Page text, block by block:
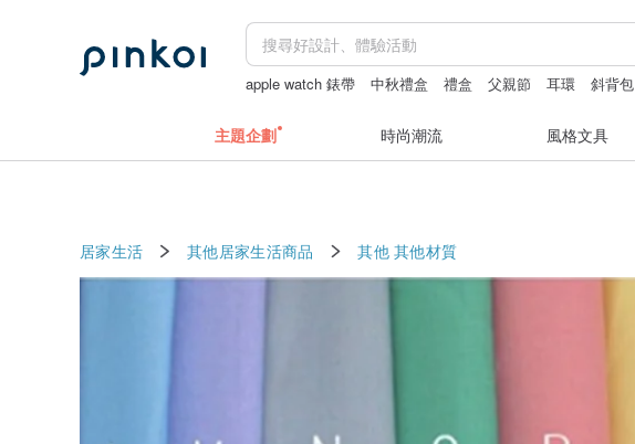
apple watch 錶帶 中秋禮盒 禮盒 父親節 耳環 斜背包
主題企劃 時尚潮流 風格文具
居家生活 其他居家生活商品 其他 其他材質